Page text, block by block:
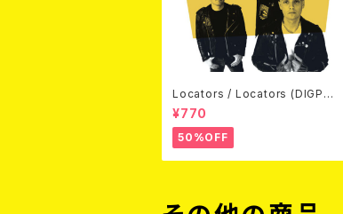
Locators / Locators (DIGPAC
K CD)
¥770
50%OFF